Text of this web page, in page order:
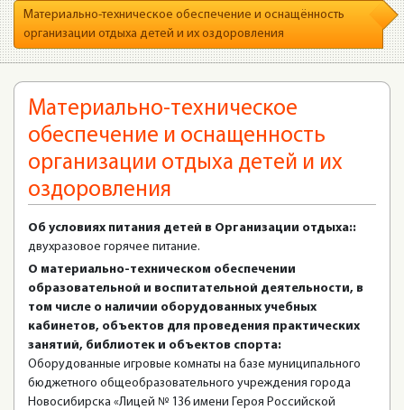
Материально-техническое обеспечение и оснащённость
организации отдыха детей и их оздоровления
Материально-техническое
обеспечение и оснащенность
организации отдыха детей и их
оздоровления
Об условиях питания детей в Организации отдыха::
двухразовое горячее питание.
О материально-техническом обеспечении
образовательной и воспитательной деятельности, в
том числе о наличии оборудованных учебных
кабинетов, объектов для проведения практических
занятий, библиотек и объектов спорта:
Оборудованные игровые комнаты на базе муниципального
бюджетного общеобразовательного учреждения города
Новосибирска «Лицей № 136 имени Героя Российской